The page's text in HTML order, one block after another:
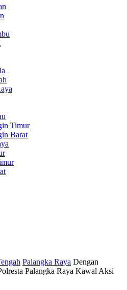
Timur
Barat
Palangka Raya Dengan
Palangka Raya Kawal Aksi